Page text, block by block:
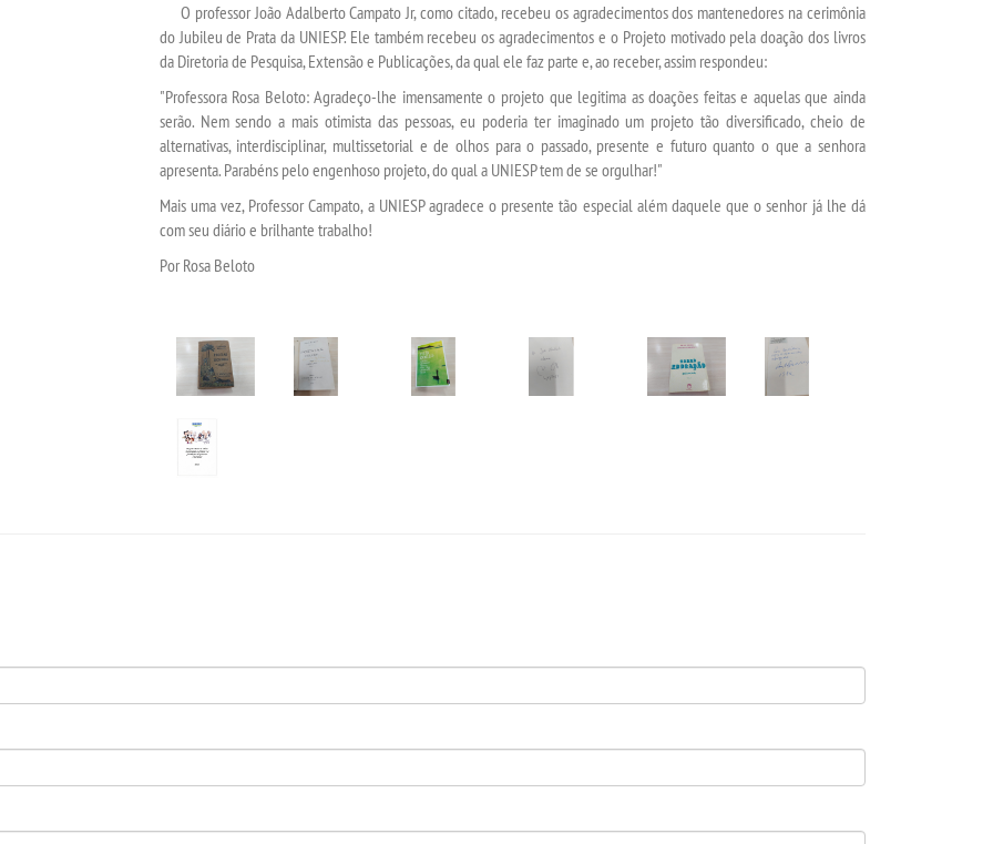
O professor João Adalberto Campato Jr, como citado, recebeu os agradecimentos dos mantenedores na cerimônia
do Jubileu de Prata da UNIESP. Ele também recebeu os agradecimentos e o Projeto motivado pela doação dos livros
da Diretoria de Pesquisa, Extensão e Publicações, da qual ele faz parte e, ao receber, assim respondeu:
"Professora Rosa Beloto: Agradeço-lhe imensamente o projeto que legitima as doações feitas e aquelas que ainda
serão. Nem sendo a mais otimista das pessoas, eu poderia ter imaginado um projeto tão diversificado, cheio de
alternativas, interdisciplinar, multissetorial e de olhos para o passado, presente e futuro quanto o que a senhora
apresenta. Parabéns pelo engenhoso projeto, do qual a UNIESP tem de se orgulhar!"
Mais uma vez, Professor Campato, a UNIESP agradece o presente tão especial além daquele que o senhor já lhe dá
com seu diário e brilhante trabalho!
Por Rosa Beloto